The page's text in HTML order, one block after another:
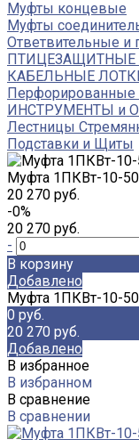
Муфты концевые
Муфты
Ответвительные
ПТИЦЕЗАЩИТНЫЕ
КАБЕЛЬНЫЕ
Перфорированные
ИНСТРУМЕНТЫ и
Лестницы
Подставки и Щиты
Муфта 1ПКВт-10-
20 270 руб.
-0%
20 270 руб.
-
В корзину
Добавлено
Муфта 1ПКВт-10-
0 руб.
20 270 руб.
Добавлено
В избранное
В избранном
В сравнение
В сравнении